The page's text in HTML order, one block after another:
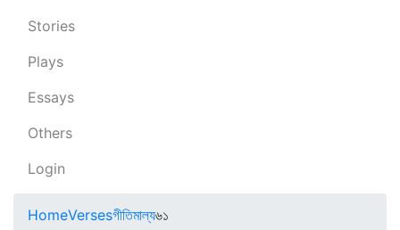
Stories
Plays
Essays
Others
Login
HomeVersesগীতিমাল্য৬১